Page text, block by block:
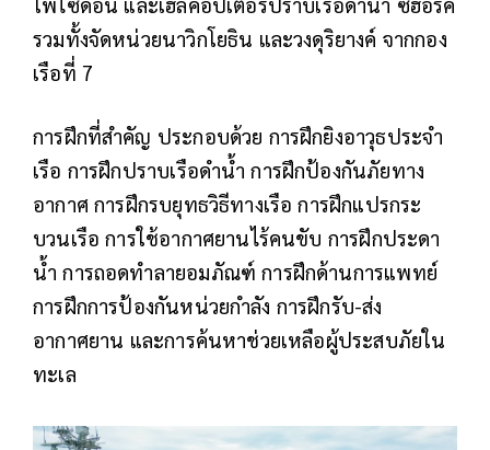
รวมทั้งจัดหน่วยนาวิกโยธิน และวงดุริยางค์ จากกอง
เรือที่ 7
การฝึกที่สำคัญ ประกอบด้วย การฝึกยิงอาวุธประจำ
เรือ การฝึกปราบเรือดำน้ำ การฝึกป้องกันภัยทาง
อากาศ การฝึกรบยุทธวิธีทางเรือ การฝึกแปรกระ
บวนเรือ การใช้อากาศยานไร้คนขับ การฝึกประดา
น้ำ การถอดทำลายอมภัณฑ์ การฝึกด้านการแพทย์
การฝึกการป้องกันหน่วยกำลัง การฝึกรับ-ส่ง
อากาศยาน และการค้นหาช่วยเหลือผู้ประสบภัยใน
ทะเล